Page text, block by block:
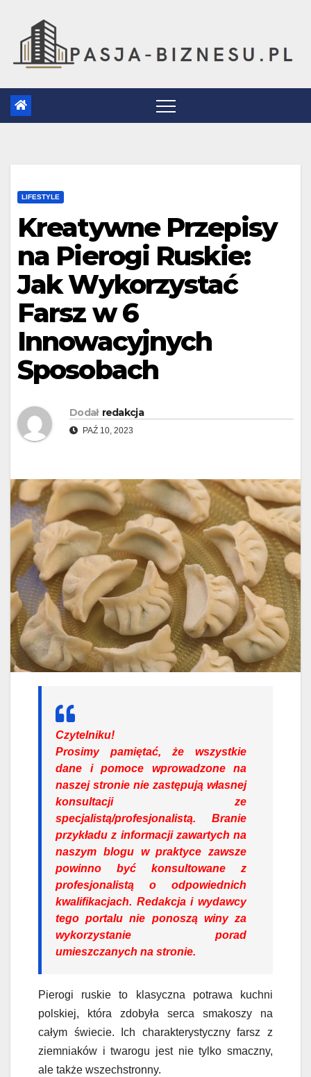
content
LIFESTYLE
Kreatywne Przepisy
na Pierogi Ruskie:
Jak Wykorzystać
Farsz w 6
Innowacyjnych
Sposobach
Dodał redakcja
PAŹ 10, 2023
Czytelniku!
Prosimy pamiętać, że wszystkie
dane i pomoce wprowadzone na
naszej stronie nie zastępują własnej
konsultacji ze
specjalistą/profesjonalistą. Branie
przykładu z informacji zawartych na
naszym blogu w praktyce zawsze
powinno być konsultowane z
profesjonalistą o odpowiednich
kwalifikacjach. Redakcja i wydawcy
tego portalu nie ponoszą winy za
wykorzystanie porad
umieszczanych na stronie.
Pierogi ruskie to klasyczna potrawa kuchni
polskiej, która zdobyła serca smakoszy na
całym świecie. Ich charakterystyczny farsz z
ziemniaków i twarogu jest nie tylko smaczny,
ale także wszechstronny.